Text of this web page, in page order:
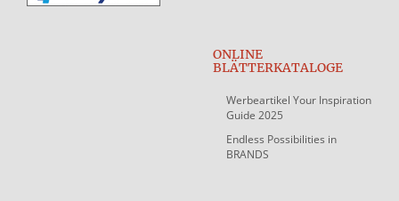
ONLINE
BLÄTTERKATALOGE
Werbeartikel Your Inspiration
Guide 2025
Endless Possibilities in
BRANDS